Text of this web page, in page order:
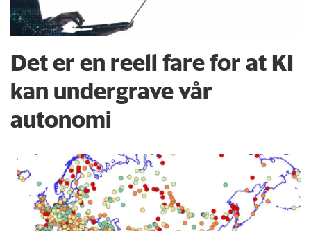
Det er en reell fare for at KI
kan undergrave vår
autonomi